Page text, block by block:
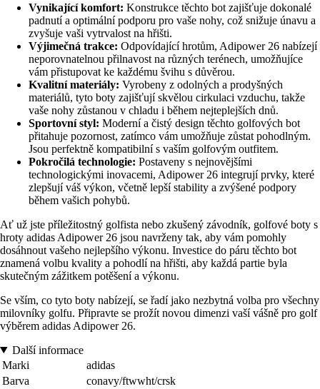
Vynikající komfort: Konstrukce těchto bot zajišťuje dokonalé
padnutí a optimální podporu pro vaše nohy, což snižuje únavu a
zvyšuje vaši vytrvalost na hřišti.
Výjimečná trakce: Odpovídající hrotům, Adipower 26 nabízejí
neporovnatelnou přilnavost na různých terénech, umožňujíce
vám přistupovat ke každému švihu s důvěrou.
Kvalitní materiály: Vyrobeny z odolných a prodyšných
materiálů, tyto boty zajišťují skvělou cirkulaci vzduchu, takže
vaše nohy zůstanou v chladu i během nejteplejších dnů.
Sportovní styl: Moderní a čistý design těchto golfových bot
přitahuje pozornost, zatímco vám umožňuje zůstat pohodlným.
Jsou perfektně kompatibilní s vaším golfovým outfitem.
Pokročilá technologie: Postaveny s nejnovějšími
technologickými inovacemi, Adipower 26 integrují prvky, které
zlepšují váš výkon, včetně lepší stability a zvýšené podpory
během vašich pohybů.
Ať už jste příležitostný golfista nebo zkušený závodník, golfové boty s
hroty adidas Adipower 26 jsou navrženy tak, aby vám pomohly
dosáhnout vašeho nejlepšího výkonu. Investice do páru těchto bot
znamená volbu kvality a pohodlí na hřišti, aby každá partie byla
skutečným zážitkem potěšení a výkonu.
Se vším, co tyto boty nabízejí, se řadí jako nezbytná volba pro všechny
milovníky golfu. Připravte se prožít novou dimenzi vaší vášně pro golf
výběrem adidas Adipower 26.
Další informace
Marki
adidas
Barva
conavy/ftwwht/crsk